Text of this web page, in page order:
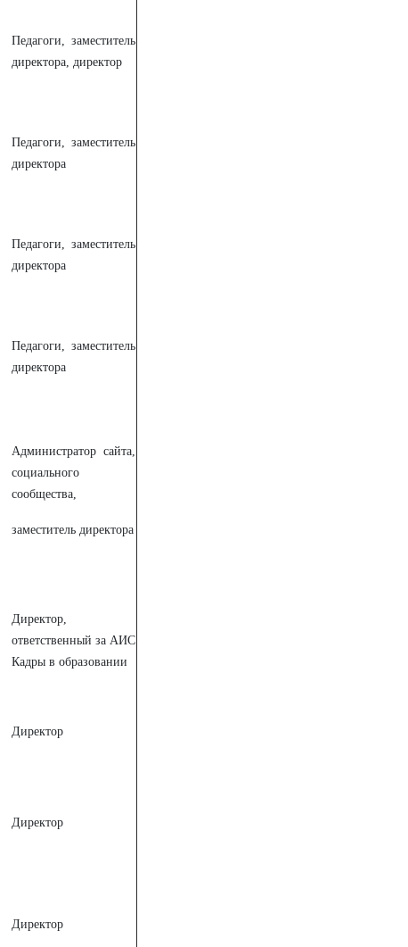
Педагоги, заместитель
директора, директор
Педагоги, заместитель
директора
Педагоги, заместитель
директора
Педагоги, заместитель
директора
Администратор сайта,
социального
сообщества,
заместитель директора
Директор,
ответственный за АИС
Кадры в образовании
Директор
Директор
Директор